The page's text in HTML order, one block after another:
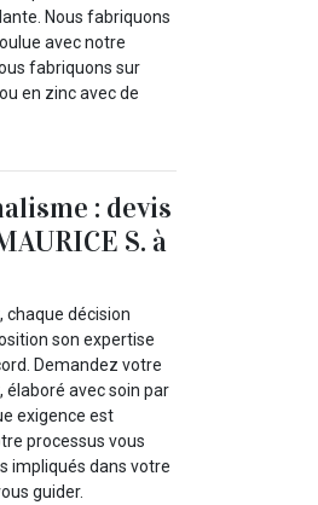
Nous fabriquons
avec notre
fabriquons sur
en zinc avec de
: devis
S. à
chaque décision
son expertise
Demandez votre
élaboré avec soin par
exigence est
processus vous
impliqués dans votre
guider.